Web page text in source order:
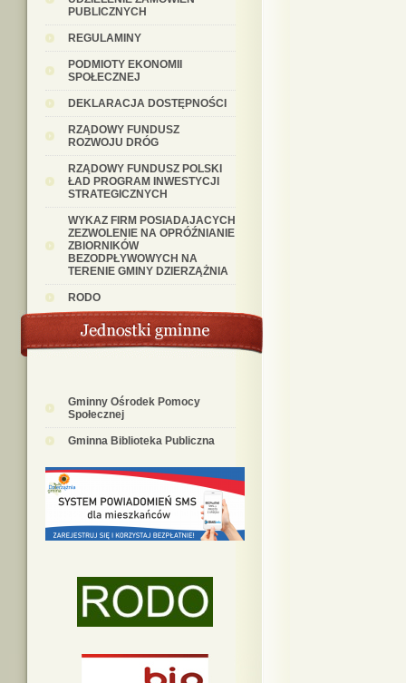
PUBLICZNYCH
REGULAMINY
PODMIOTY EKONOMII
SPOŁECZNEJ
DEKLARACJA DOSTĘPNOŚCI
RZĄDOWY FUNDUSZ
ROZWOJU DRÓG
RZĄDOWY FUNDUSZ POLSKI
ŁAD PROGRAM INWESTYCJI
STRATEGICZNYCH
WYKAZ FIRM POSIADAJACYCH
ZEZWOLENIE NA OPRÓŹNIANIE
ZBIORNIKÓW
BEZODPŁYWOWYCH NA
TERENIE GMINY DZIERZĄŻNIA
RODO
Gminny Ośrodek Pomocy
Społecznej
Gminna Biblioteka Publiczna